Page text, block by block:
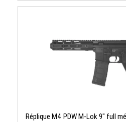
Réplique M4 PDW M-Lok 9" full